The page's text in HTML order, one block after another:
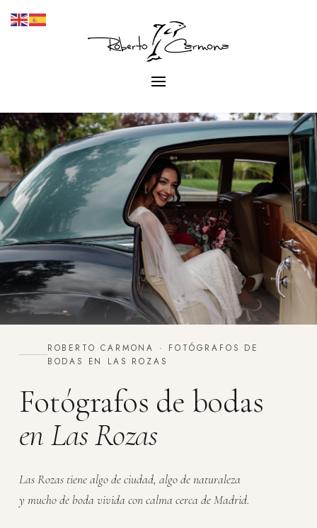
ROBERTO CARMONA · FOTÓGRAFOS DE
BODAS EN LAS ROZAS
Fotógrafos de bodas
en Las Rozas
Las Rozas tiene algo de ciudad, algo de naturaleza
y mucho de boda vivida con calma cerca de Madrid.